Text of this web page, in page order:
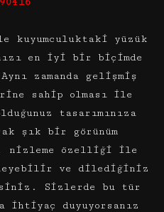
kuyumculuktaki yüzük
en iyi bir biçimde
zamanda gelişmiş
sahip olması ile
tasarımınıza
şık bir görünüm
nizleme özelliği ile
ve dilediğiniz
Sizlerde bu tür
ihtiyaç duyuyorsanız